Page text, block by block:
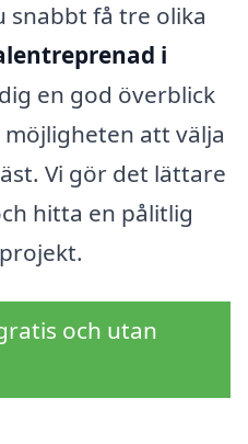
snabbt få tre olika
i
en god överblick
att välja
Vi gör det lättare
hitta en pålitlig
och utan